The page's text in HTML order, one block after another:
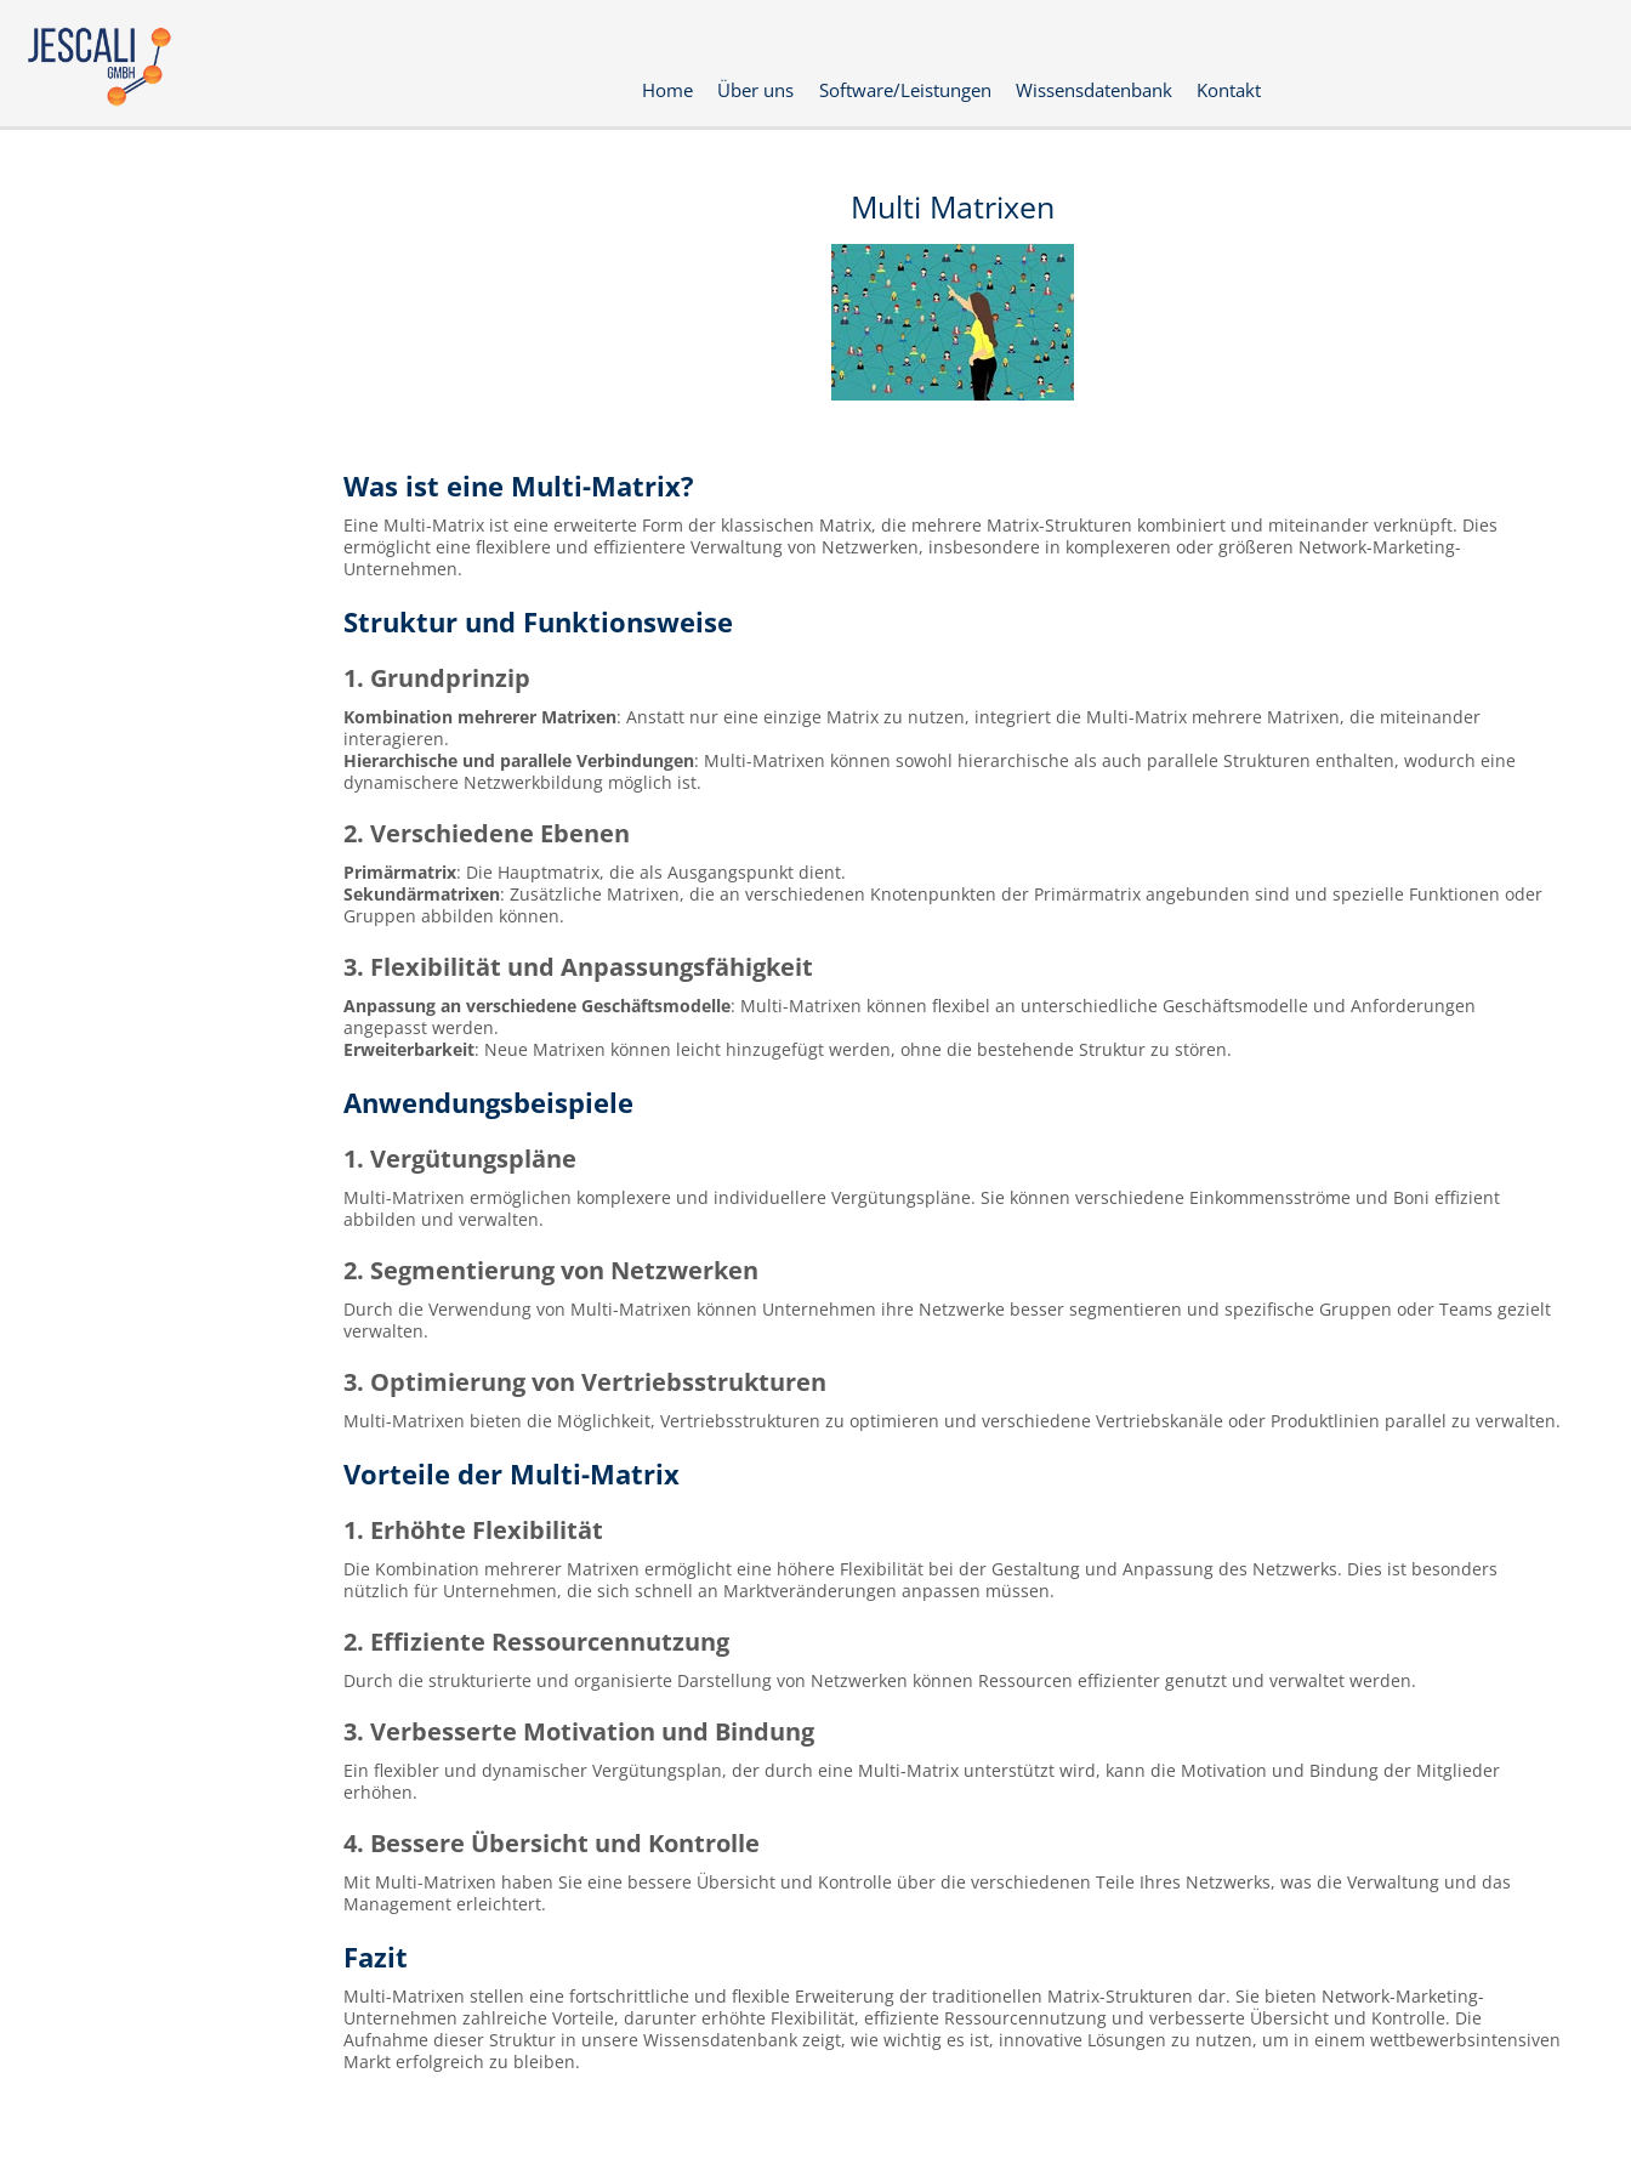
Home Über uns Software/Leistungen Wissensdatenbank Kontakt
Multi Matrixen
Was ist eine Multi-Matrix?
Eine Multi-Matrix ist eine erweiterte Form der klassischen Matrix, die mehrere Matrix-Strukturen kombiniert und miteinander verknüpft. Dies
ermöglicht eine flexiblere und effizientere Verwaltung von Netzwerken, insbesondere in komplexeren oder größeren Network-Marketing-
Unternehmen.
Struktur und Funktionsweise
1. Grundprinzip
Kombination mehrerer Matrixen: Anstatt nur eine einzige Matrix zu nutzen, integriert die Multi-Matrix mehrere Matrixen, die miteinander
interagieren.
Hierarchische und parallele Verbindungen: Multi-Matrixen können sowohl hierarchische als auch parallele Strukturen enthalten, wodurch eine
dynamischere Netzwerkbildung möglich ist.
2. Verschiedene Ebenen
Primärmatrix: Die Hauptmatrix, die als Ausgangspunkt dient.
Sekundärmatrixen: Zusätzliche Matrixen, die an verschiedenen Knotenpunkten der Primärmatrix angebunden sind und spezielle Funktionen oder
Gruppen abbilden können.
3. Flexibilität und Anpassungsfähigkeit
Anpassung an verschiedene Geschäftsmodelle: Multi-Matrixen können flexibel an unterschiedliche Geschäftsmodelle und Anforderungen
angepasst werden.
Erweiterbarkeit: Neue Matrixen können leicht hinzugefügt werden, ohne die bestehende Struktur zu stören.
Anwendungsbeispiele
1. Vergütungspläne
Multi-Matrixen ermöglichen komplexere und individuellere Vergütungspläne. Sie können verschiedene Einkommensströme und Boni effizient
abbilden und verwalten.
2. Segmentierung von Netzwerken
Durch die Verwendung von Multi-Matrixen können Unternehmen ihre Netzwerke besser segmentieren und spezifische Gruppen oder Teams gezielt
verwalten.
3. Optimierung von Vertriebsstrukturen
Multi-Matrixen bieten die Möglichkeit, Vertriebsstrukturen zu optimieren und verschiedene Vertriebskanäle oder Produktlinien parallel zu verwalten.
Vorteile der Multi-Matrix
1. Erhöhte Flexibilität
Die Kombination mehrerer Matrixen ermöglicht eine höhere Flexibilität bei der Gestaltung und Anpassung des Netzwerks. Dies ist besonders
nützlich für Unternehmen, die sich schnell an Marktveränderungen anpassen müssen.
2. Effiziente Ressourcennutzung
Durch die strukturierte und organisierte Darstellung von Netzwerken können Ressourcen effizienter genutzt und verwaltet werden.
3. Verbesserte Motivation und Bindung
Ein flexibler und dynamischer Vergütungsplan, der durch eine Multi-Matrix unterstützt wird, kann die Motivation und Bindung der Mitglieder
erhöhen.
4. Bessere Übersicht und Kontrolle
Mit Multi-Matrixen haben Sie eine bessere Übersicht und Kontrolle über die verschiedenen Teile Ihres Netzwerks, was die Verwaltung und das
Management erleichtert.
Fazit
Multi-Matrixen stellen eine fortschrittliche und flexible Erweiterung der traditionellen Matrix-Strukturen dar. Sie bieten Network-Marketing-
Unternehmen zahlreiche Vorteile, darunter erhöhte Flexibilität, effiziente Ressourcennutzung und verbesserte Übersicht und Kontrolle. Die
Aufnahme dieser Struktur in unsere Wissensdatenbank zeigt, wie wichtig es ist, innovative Lösungen zu nutzen, um in einem wettbewerbsintensiven
Markt erfolgreich zu bleiben.